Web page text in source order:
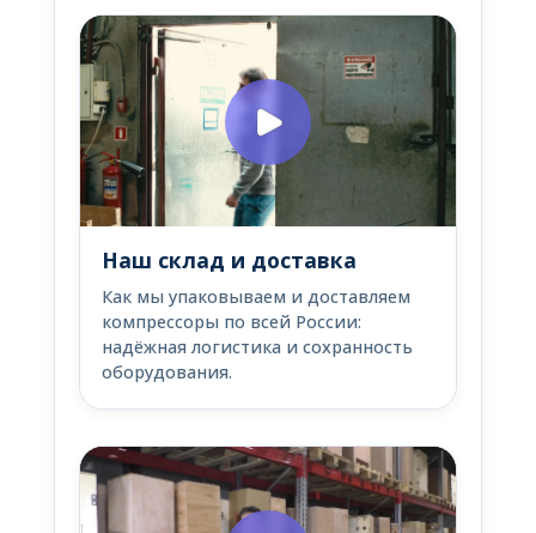
Наш склад и доставка
Как мы упаковываем и доставляем
компрессоры по всей России:
надёжная логистика и сохранность
оборудования.